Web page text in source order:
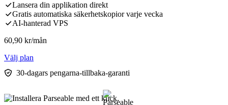
Lansera din applikation direkt
Gratis automatiska säkerhetskopior varje vecka
AI-hanterad VPS
60,90 kr/mån
Välj plan
30-dagars pengarna-tillbaka-garanti